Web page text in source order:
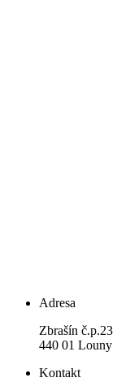
Adresa
Zbrašín č.p.23
440 01 Louny
Kontakt